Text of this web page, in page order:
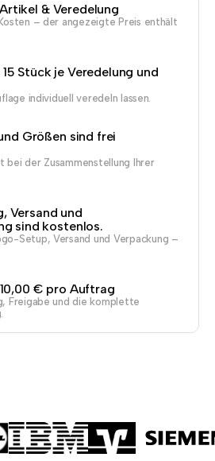
& Veredelung
– der angezeigte Preis enthält
Stück je Veredelung und
individuell veredeln lassen.
Größen sind frei
bei der Zusammenstellung Ihrer
Versand und
sind kostenlos.
Setup, Versand und Verpackung –
€ pro Auftrag
Freigabe und die komplette